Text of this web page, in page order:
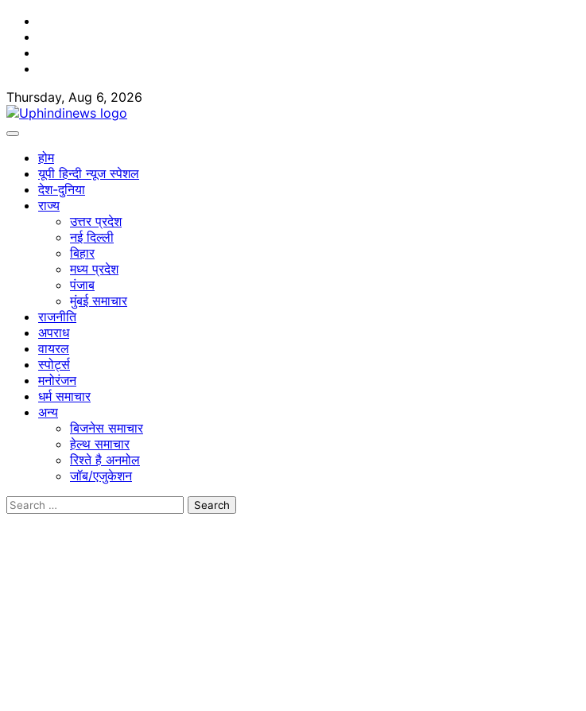
Skip
content
Thursday, Aug 6, 2026
होम
यूपी हिन्दी न्यूज स्पेशल
देश-दुनिया
राज्य
उत्तर प्रदेश
नई दिल्ली
बिहार
मध्य प्रदेश
पंजाब
मुंबई समाचार
राजनीति
अपराध
वायरल
स्पोर्ट्स
मनोरंजन
धर्म समाचार
अन्य
बिजनेस समाचार
हेल्थ समाचार
रिश्ते है अनमोल
जॉब/एजुकेशन
Search